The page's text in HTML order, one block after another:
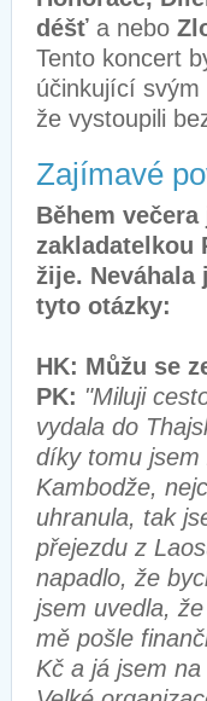
déšť a nebo
Tento koncert
účinkující
že vystoupili
Zajímavé
Během
zakladatelkou
žije.
tyto otázky:
HK: Můžu se
PK: "Miluji
vydala do
díky tomu jsem
Kambodže,
uhranula, tak
přejezdu z
napadlo, že
jsem uvedla,
mě pošle
Kč a já jsem